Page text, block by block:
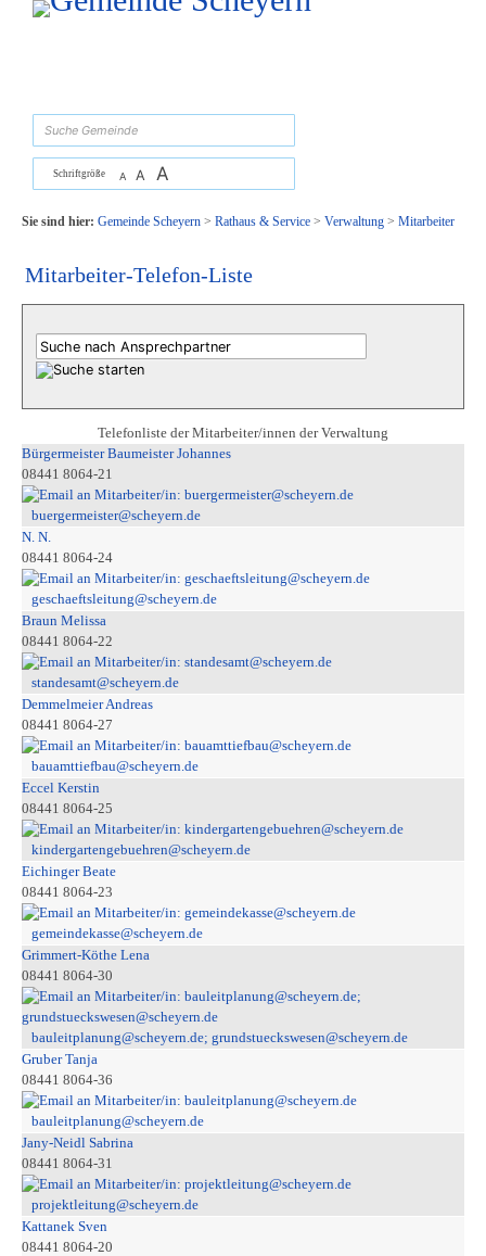
Zum Inhalt, zur Navigationoder zur Startseite springen.
Schriftgröße A A A
Sie sind hier: Gemeinde Scheyern> Rathaus & Service> Verwaltung> Mitarbeiter
Mitarbeiter-Telefon-Liste
Telefonliste der Mitarbeiter/innen der Verwaltung
Bürgermeister Baumeister Johannes
08441 8064-21
buergermeister@scheyern.de
N. N.
08441 8064-24
geschaeftsleitung@scheyern.de
Braun Melissa
08441 8064-22
standesamt@scheyern.de
Demmelmeier Andreas
08441 8064-27
bauamttiefbau@scheyern.de
Eccel Kerstin
08441 8064-25
kindergartengebuehren@scheyern.de
Eichinger Beate
08441 8064-23
gemeindekasse@scheyern.de
Grimmert-Köthe Lena
08441 8064-30
bauleitplanung@scheyern.de; grundstueckswesen@scheyern.de
Gruber Tanja
08441 8064-36
bauleitplanung@scheyern.de
Jany-Neidl Sabrina
08441 8064-31
projektleitung@scheyern.de
Kattanek Sven
08441 8064-20